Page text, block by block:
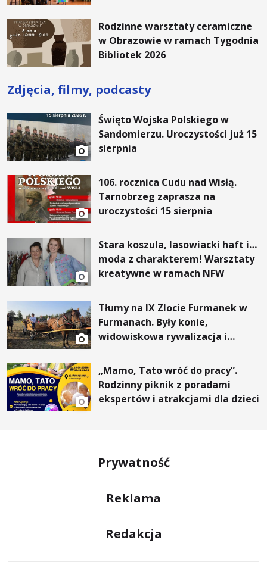
Rodzinne warsztaty ceramiczne
w Obrazowie w ramach Tygodnia
Bibliotek 2026
Zdjęcia, filmy, podcasty
Święto Wojska Polskiego w
Sandomierzu. Uroczystości już 15
sierpnia
106. rocznica Cudu nad Wisłą.
Tarnobrzeg zaprasza na
uroczystości 15 sierpnia
Stara koszula, lasowiacki haft i…
moda z charakterem! Warsztaty
kreatywne w ramach NFW
Tłumy na IX Zlocie Furmanek w
Furmanach. Były konie,
widowiskowa rywalizacja i
„Mamo, Tato wróć do pracy”.
Rodzinny piknik z poradami
ekspertów i atrakcjami dla dzieci
Prywatność
Reklama
Redakcja